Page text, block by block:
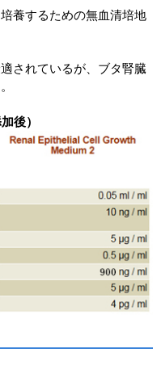
養するための無血清培地
されているが、ブタ腎臓
後）